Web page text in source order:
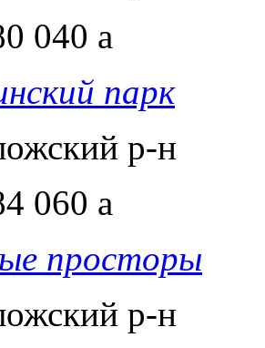
040 a
парк
р-н
060 a
просторы
р-н